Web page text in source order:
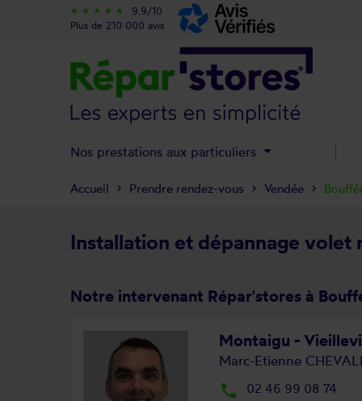
Installation et dépannage volet
Notre intervenant Répar'stores à
Montaigu -
Marc-Etienne
local_phone 02 46 99 08 74
Accueil Prendre rendez-vous Vendée
star_rate star_rate star_rate star_rate star_rate
9.9/10
Plus de 210 000 avis
Nos prestations aux particuliers